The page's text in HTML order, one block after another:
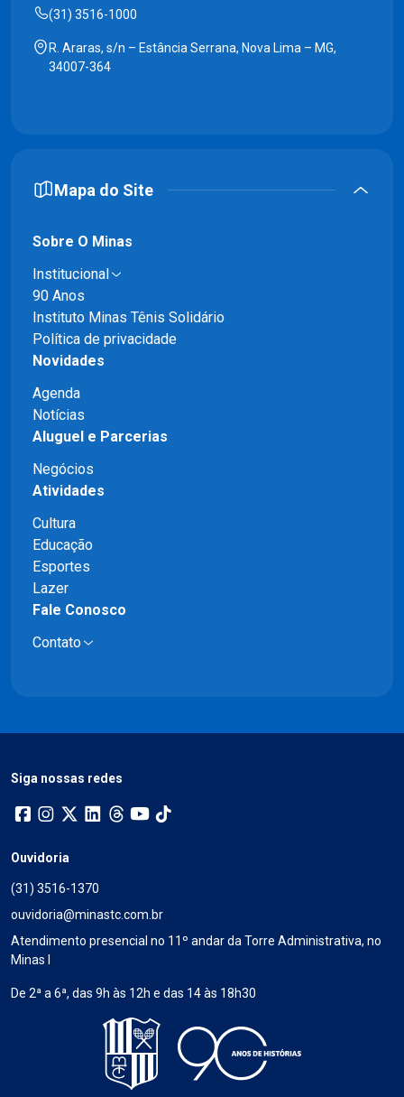
(31) 3516-1000
R. Araras, s/n – Estância Serrana, Nova Lima – MG,
34007-364
Mapa do Site
Sobre O Minas
Institucional
90 Anos
Instituto Minas Tênis Solidário
Política de privacidade
Novidades
Agenda
Notícias
Aluguel e Parcerias
Negócios
Atividades
Cultura
Educação
Esportes
Lazer
Fale Conosco
Contato
Siga nossas redes
Ouvidoria
(31) 3516-1370
ouvidoria@minastc.com.br
Atendimento presencial no 11º andar da Torre Administrativa, no
Minas I
De 2ª a 6ª, das 9h às 12h e das 14 às 18h30